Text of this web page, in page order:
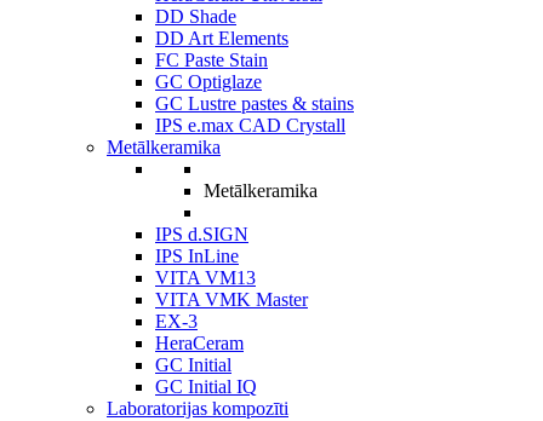
DD Shade
DD Art Elements
FC Paste Stain
GC Optiglaze
GC Lustre pastes & stains
IPS e.max CAD Crystall
Metālkeramika
Metālkeramika
IPS d.SIGN
IPS InLine
VITA VM13
VITA VMK Master
EX-3
HeraCeram
GC Initial
GC Initial IQ
Laboratorijas kompozīti